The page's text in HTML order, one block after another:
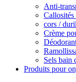
Anti-
Callosités
cors /
Crème
Sels bain
Produits pour